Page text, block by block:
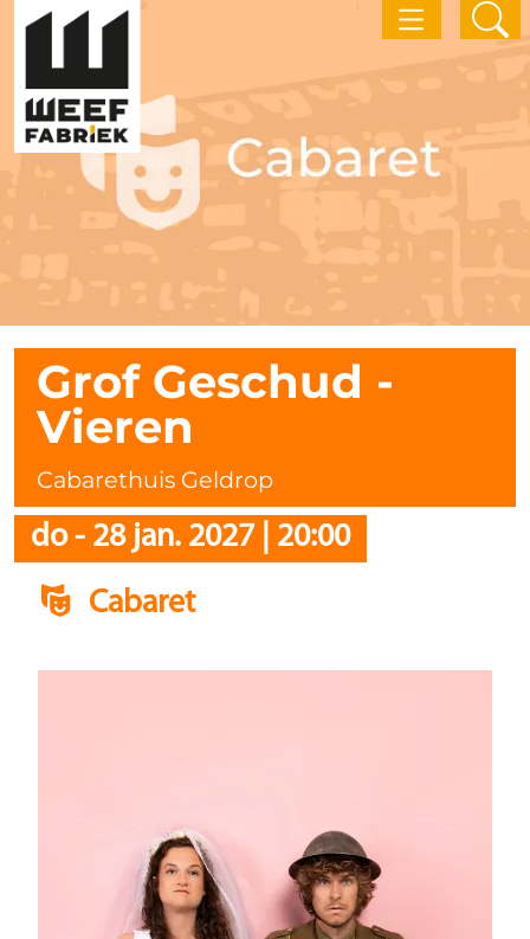
Grof Geschud -
Vieren
Cabarethuis Geldrop
do- 28 jan. 2027| 20:00
Cabaret